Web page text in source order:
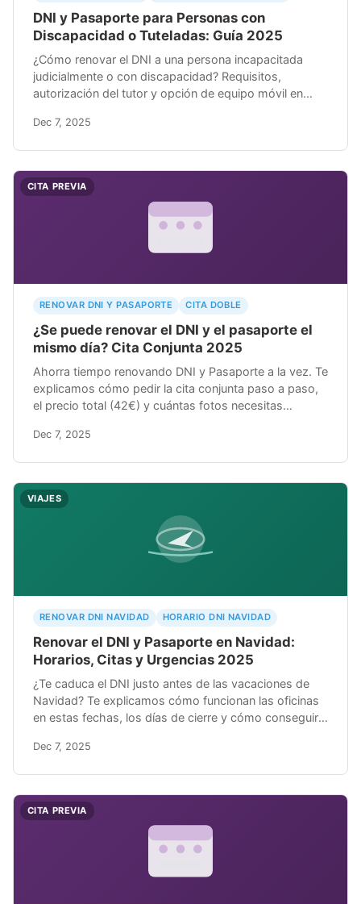
DNI y Pasaporte para Personas con
Discapacidad o Tuteladas: Guía 2025
¿Cómo renovar el DNI a una persona incapacitada
judicialmente o con discapacidad? Requisitos,
autorización del tutor y opción de equipo móvil en
Dec 7, 2025
CITA PREVIA
RENOVAR DNI Y PASAPORTE CITA DOBLE
¿Se puede renovar el DNI y el pasaporte el
mismo día? Cita Conjunta 2025
Ahorra tiempo renovando DNI y Pasaporte a la vez. Te
explicamos cómo pedir la cita conjunta paso a paso,
el precio total (42€) y cuántas fotos necesitas
Dec 7, 2025
VIAJES
RENOVAR DNI NAVIDAD HORARIO DNI NAVIDAD
Renovar el DNI y Pasaporte en Navidad:
Horarios, Citas y Urgencias 2025
¿Te caduca el DNI justo antes de las vacaciones de
Navidad? Te explicamos cómo funcionan las oficinas
en estas fechas, los días de cierre y cómo conseguir
Dec 7, 2025
CITA PREVIA